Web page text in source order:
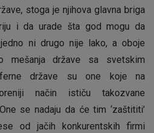
stoga je njihova glavna briga
i da urade šta god mogu da
ni drugo nije lako, a oboje
mešanja države sa svetskim
države su one koje na
način ističu takozvane
se nadaju da će tim ‘zaštititi’
od jačih konkurentskih firmi